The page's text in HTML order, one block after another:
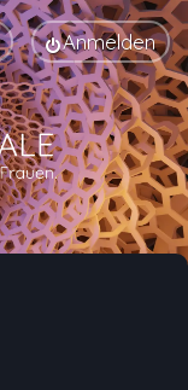
Anmelden